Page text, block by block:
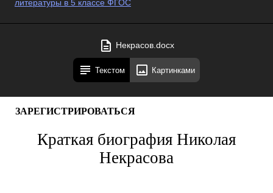
литературы в 5 классе ФГОС
Некрасов.docx
Текстом Картинками
ЗАРЕГИСТРИРОВАТЬСЯ
Краткая биография Николая
Некрасова